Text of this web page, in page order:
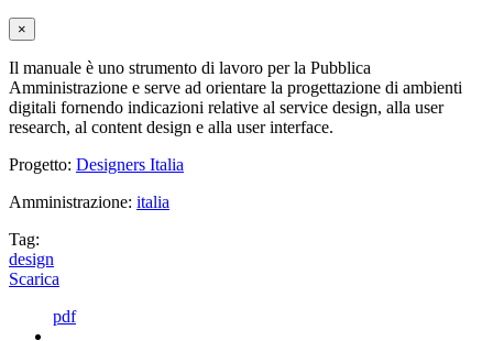
×
Il manuale è uno strumento di lavoro per la Pubblica
Amministrazione e serve ad orientare la progettazione di ambienti
digitali fornendo indicazioni relative al service design, alla user
research, al content design e alla user interface.
Progetto: Designers Italia
Amministrazione: italia
Tag:
design
Scarica
pdf